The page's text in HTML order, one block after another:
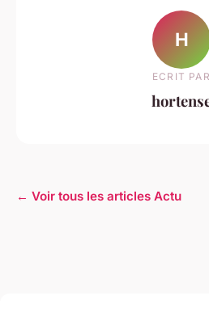
H
ECRIT PAR
← Voir tous les articles Actu